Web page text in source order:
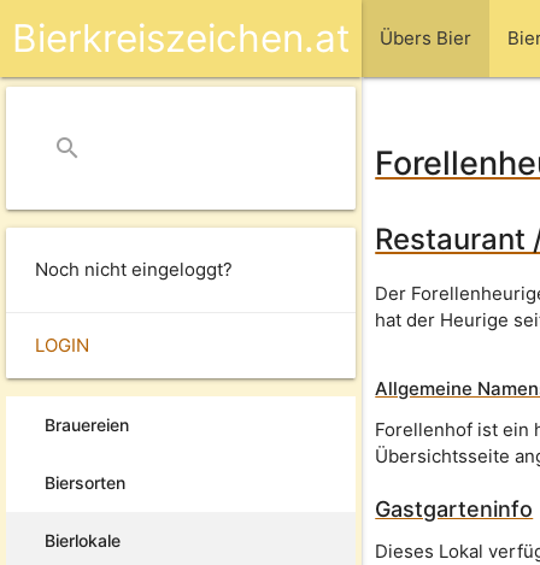
Übers Bier
Bierkreiszeichen.at
search
Noch nicht eingeloggt?
LOGIN
Brauereien
Biersorten
Bierlokale
Restaurant
Der
hat der Heurige
Allgemeine
Forellenhof ist ein
Übersichtsseite
Gastgarteninfo
Dieses Lokal